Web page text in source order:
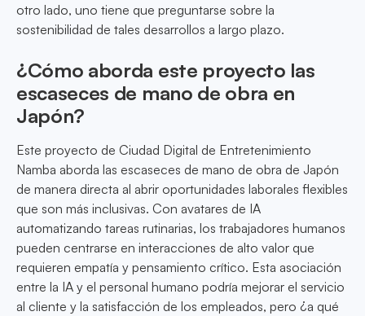
otro lado, uno tiene que preguntarse sobre la
sostenibilidad de tales desarrollos a largo plazo.
¿Cómo aborda este proyecto las
escaseces de mano de obra en
Japón?
Este proyecto de Ciudad Digital de Entretenimiento
Namba aborda las escaseces de mano de obra de Japón
de manera directa al abrir oportunidades laborales flexibles
que son más inclusivas. Con avatares de IA
automatizando tareas rutinarias, los trabajadores humanos
pueden centrarse en interacciones de alto valor que
requieren empatía y pensamiento crítico. Esta asociación
entre la IA y el personal humano podría mejorar el servicio
al cliente y la satisfacción de los empleados, pero ¿a qué